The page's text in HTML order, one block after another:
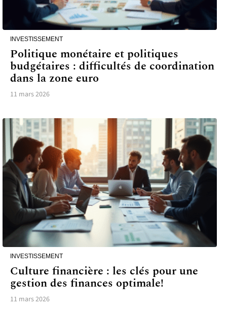
INVESTISSEMENT
Politique monétaire et politiques
budgétaires : difficultés de coordination
dans la zone euro
11 mars 2026
INVESTISSEMENT
Culture financière : les clés pour une
gestion des finances optimale!
11 mars 2026